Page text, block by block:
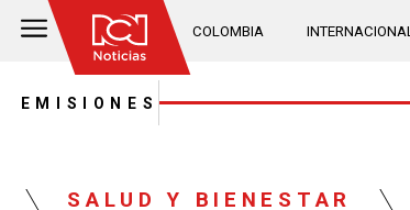
COLOMBIA INTERNACIONAL
EMISIONES
SALUD Y BIENESTAR